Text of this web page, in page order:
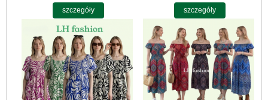
szczegóły szczegóły